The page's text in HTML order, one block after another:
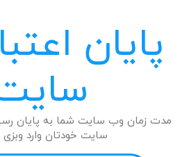
پایان
مدت زمان وب سایت شما به پایان
سایت خودتان وارد